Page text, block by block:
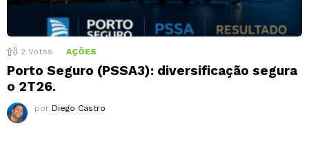
2 Votos AÇÕES
Porto Seguro (PSSA3): diversificação segura
o 2T26.
por Diego Castro